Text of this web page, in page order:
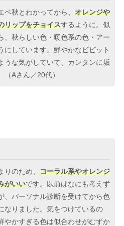
秋とわかってから、 オレンジや
リップをチョイスするように。似
、秋らしい色・暖色系の色・アー
にしています。鮮やかなビビット
うな気がしていて、カンタンに垢
Aさん／20代）
のため、 コーラル系やオレンジ
がいいです。以前はなにも考えず
、パーソナル診断を受けてから色
なりました。気をつけているの
やかすぎる色は似合わせがむずか